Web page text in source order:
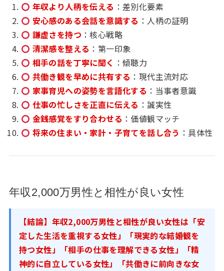
年収より人柄を伝える ：差別化要素
安心感のある会話を意識する ：人柄の証明
謙虚さを持つ ：核心戦略
清潔感を整える ：第一印象
相手の話を丁寧に聞く ：傾聴力
共働き観を早めに共有する ：現代主流対応
家事育児への姿勢を言語化する ：当事者意識
仕事の忙しさを正直に伝える ：誠実性
金銭感覚をすり合わせる ：価値観マッチ
将来の住まい・家計・子育てを話し合う ：具体性
年収2,000万男性と相性が良い女性
【結論】年収2,000万男性と相性が良い女性は「安
定した生活を重視する女性」「現実的な結婚観を
持つ女性」「相手の仕事を理解できる女性」「精
神的に自立している女性」「共働きに前向きな女